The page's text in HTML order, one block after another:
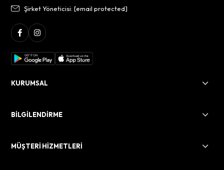
Şirket Yöneticisi:[email protected]
KURUMSAL
BİLGİLENDİRME
MÜŞTERİ HİZMETLERİ